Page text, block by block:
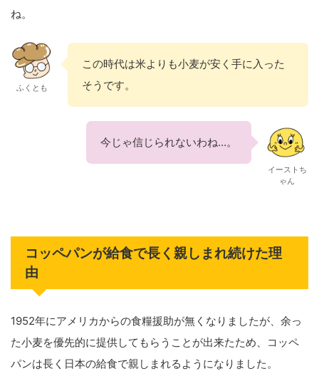
ね。
ふくとも
この時代は米よりも小麦が安く手に入った
そうです。
今じゃ信じられないわね…。
イーストち
ゃん
コッペパンが給食で長く親しまれ続けた理
由
1952年にアメリカからの食糧援助が無くなりましたが、余っ
た小麦を優先的に提供してもらうことが出来たため、コッペ
パンは長く日本の給食で親しまれるようになりました。